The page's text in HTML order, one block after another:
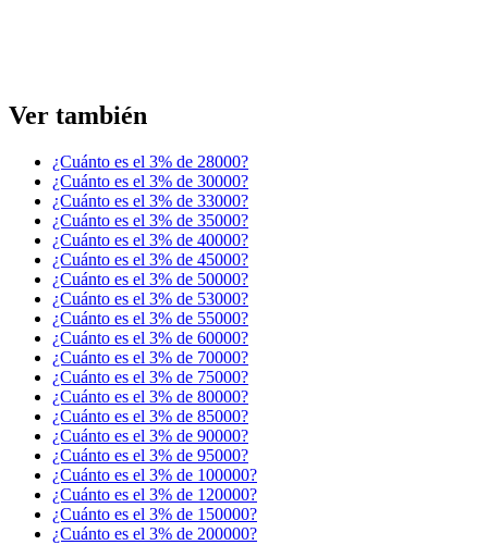
Ver también
¿Cuánto es el 3% de 28000?
¿Cuánto es el 3% de 30000?
¿Cuánto es el 3% de 33000?
¿Cuánto es el 3% de 35000?
¿Cuánto es el 3% de 40000?
¿Cuánto es el 3% de 45000?
¿Cuánto es el 3% de 50000?
¿Cuánto es el 3% de 53000?
¿Cuánto es el 3% de 55000?
¿Cuánto es el 3% de 60000?
¿Cuánto es el 3% de 70000?
¿Cuánto es el 3% de 75000?
¿Cuánto es el 3% de 80000?
¿Cuánto es el 3% de 85000?
¿Cuánto es el 3% de 90000?
¿Cuánto es el 3% de 95000?
¿Cuánto es el 3% de 100000?
¿Cuánto es el 3% de 120000?
¿Cuánto es el 3% de 150000?
¿Cuánto es el 3% de 200000?